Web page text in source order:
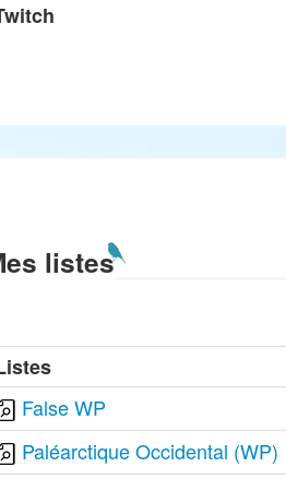
listes
False WP
Paléarctique Occidental (WP)